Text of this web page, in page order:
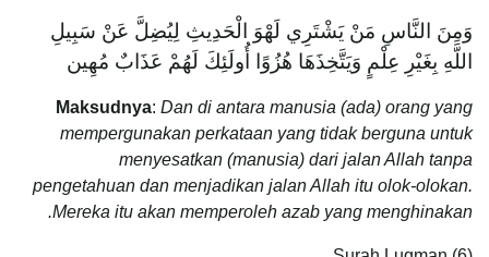
وَمِنَ النَّاسِ مَنْ يَشْتَرِي لَهْوَ الْحَدِيثِ لِيُضِلَّ عَنْ سَبِيلِ
اللَّهِ بِغَيْرِ عِلْمٍ وَيَتَّخِذَهَا هُزُوًا أُولَئِكَ لَهُمْ عَذَابٌ مُهِين
Maksudnya: Dan di antara manusia (ada) orang yang
mempergunakan perkataan yang tidak berguna untuk
menyesatkan (manusia) dari jalan Allah tanpa
pengetahuan dan menjadikan jalan Allah itu olok-olokan.
Mereka itu akan memperoleh azab yang menghinakan.